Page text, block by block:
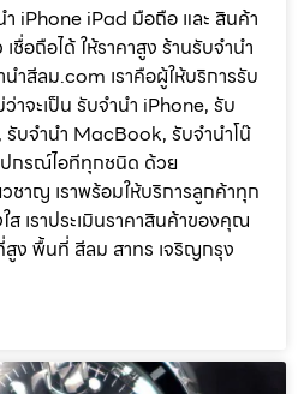
iPhone iPad มือถือ และ สินค้า
ชื่อถือได้ ให้ราคาสูง ร้านรับจำนำ
าสีลม.com เราคือผู้ให้บริการรับ
าจะเป็น รับจำนำ iPhone, รับ
บจำนำ MacBook, รับจำนำโน๊
กรณ์ไอทีทุกชนิด ด้วย
ชาญ เราพร้อมให้บริการลูกค้าทุก
เราประเมินราคาสินค้าของคุณ
สูง พื้นที่ สีลม สาทร เจริญกรุง